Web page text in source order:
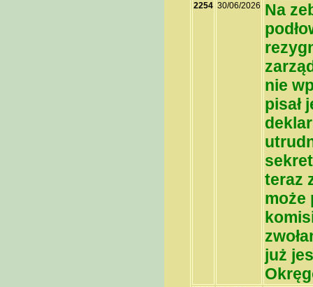
2254 30/06/2026 Na
nie
pisał
teraz
może
już